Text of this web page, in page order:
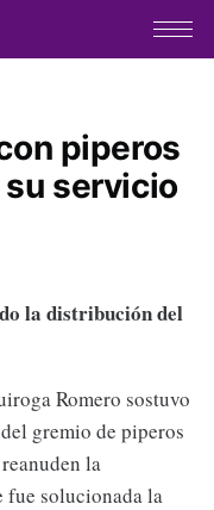
piperos
servicio
la distribución del
Romero sostuvo
gremio de piperos
la
fue solucionada la